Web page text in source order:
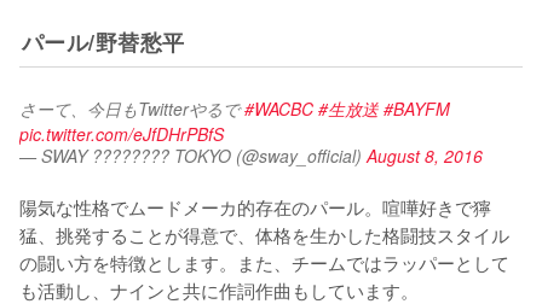
パール/野替愁平
さーて、今日もTwitterやるで #WACBC #生放送 #BAYFM
pic.twitter.com/eJfDHrPBfS
— SWAY ???????? TOKYO (@sway_official) August 8, 2016
陽気な性格でムードメーカ的存在のパール。喧嘩好きで獰
猛、挑発することが得意で、体格を生かした格闘技スタイル
の闘い方を特徴とします。また、チームではラッパーとして
も活動し、ナインと共に作詞作曲もしています。